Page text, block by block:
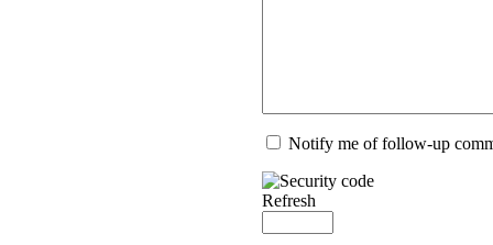
Notify me of follow-up
Refresh